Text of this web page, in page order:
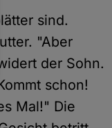
sind.
"Aber
der Sohn.
schon!
Mal!" Die